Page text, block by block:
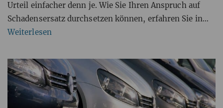
Urteil einfacher denn je. Wie Sie Ihren Anspruch auf
Schadensersatz durchsetzen können, erfahren Sie in
diesem Beitrag.
Weiterlesen